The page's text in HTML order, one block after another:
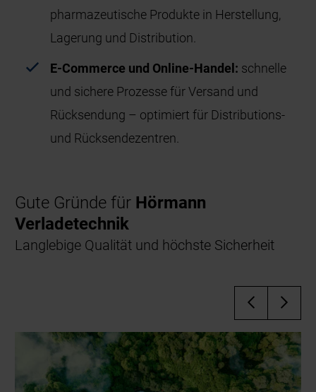
pharmazeutische Produkte in Herstellung,
Lagerung und Distribution.
E-Commerce und Online-Handel: schnelle
und sichere Prozesse für Versand und
Rücksendung – optimiert für Distributions-
und Rücksendezentren.
Gute Gründe für Hörmann
Verladetechnik
Langlebige Qualität und höchste Sicherheit